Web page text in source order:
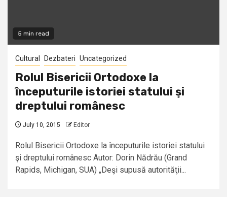
5 min read
Cultural Dezbateri Uncategorized
Rolul Bisericii Ortodoxe la
începuturile istoriei statului şi
dreptului românesc
July 10, 2015 Editor
Rolul Bisericii Ortodoxe la începuturile istoriei statului
şi dreptului românesc Autor: Dorin Nădrău (Grand
Rapids, Michigan, SUA) „Deşi supusă autorităţii...